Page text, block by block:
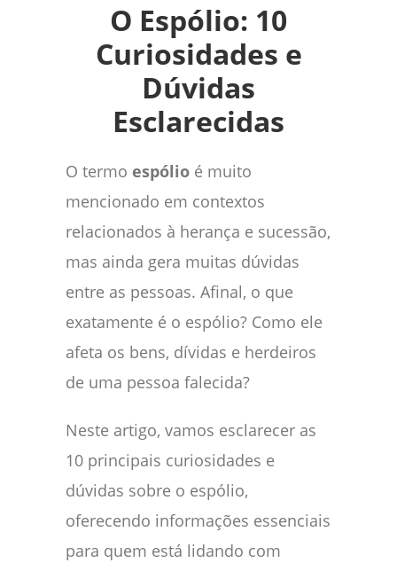
O Espólio: 10
Curiosidades e
Dúvidas
Esclarecidas
O termo espólio é muito
mencionado em contextos
relacionados à herança e sucessão,
mas ainda gera muitas dúvidas
entre as pessoas. Afinal, o que
exatamente é o espólio? Como ele
afeta os bens, dívidas e herdeiros
de uma pessoa falecida?
Neste artigo, vamos esclarecer as
10 principais curiosidades e
dúvidas sobre o espólio,
oferecendo informações essenciais
para quem está lidando com